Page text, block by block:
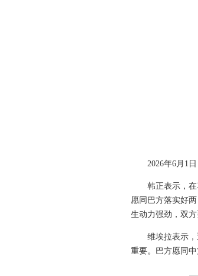
2026年6月1
韩正表示，
愿同巴方落实好
生动力强劲，双
维埃拉表示
重要。巴方愿同